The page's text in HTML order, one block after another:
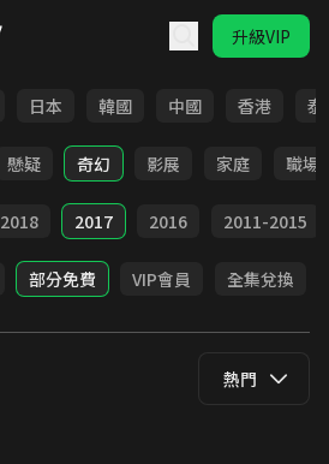
升級VIP
日本 韓國 中國 香港 泰
懸疑 奇幻 影展 家庭 職場
2018 2017 2016 2011-2015
部分免費 VIP會員 全集兌換
熱門